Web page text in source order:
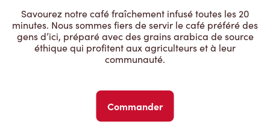
Savourez notre café fraîchement infusé toutes les 20
minutes. Nous sommes fiers de servir le café préféré des
gens d’ici, préparé avec des grains arabica de source
éthique qui profitent aux agriculteurs et à leur
communauté.
Commander